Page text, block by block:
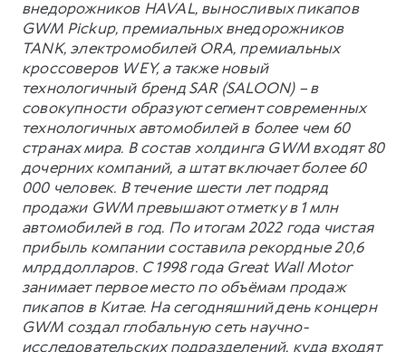
внедорожников HAVAL, выносливых пикапов
GWM Pickup, премиальных внедорожников
TANK, электромобилей ORA, премиальных
кроссоверов WEY, а также новый
технологичный бренд SAR (SALOON) – в
совокупности образуют сегмент современных
технологичных автомобилей в более чем 60
странах мира. В состав холдинга GWM входят 80
дочерних компаний, а штат включает более 60
000 человек. В течение шести лет подряд
продажи GWM превышают отметку в 1 млн
автомобилей в год. По итогам 2022 года чистая
прибыль компании составила рекордные 20,6
млрд долларов. С 1998 года Great Wall Motor
занимает первое место по объёмам продаж
пикапов в Китае. На сегодняшний день концерн
GWM создал глобальную сеть научно-
исследовательских подразделений, куда входят